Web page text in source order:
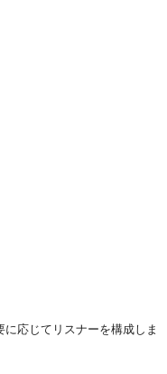
応じてリスナーを構成しま